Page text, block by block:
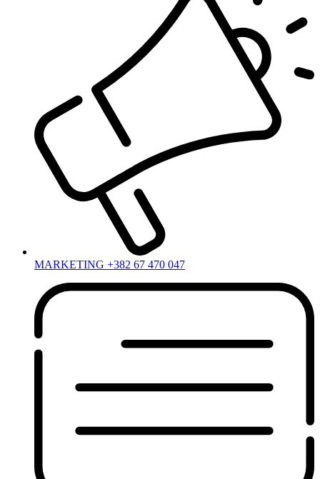
MARKETING +382 67 470 047